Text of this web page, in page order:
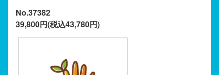
No.37382
39,800円(税込43,780円)